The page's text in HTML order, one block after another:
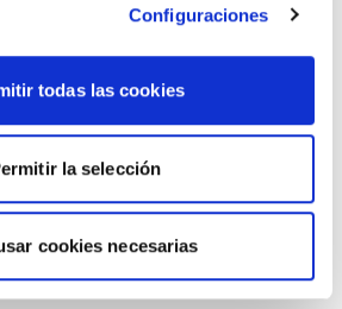
Configuraciones
todas las cookies
la selección
cookies necesarias